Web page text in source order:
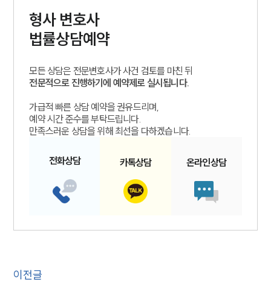
형사변호사
법률상담예약
모든 상담은 전문변호사가 사건 검토를 마친 뒤
전문적으로 진행하기에 예약제로 실시됩니다.
가급적 빠른 상담 예약을 권유드리며,
예약 시간 준수를 부탁드립니다.
만족스러운 상담을 위해 최선을 다하겠습니다.
전화상담 카톡상담 온라인상담
이전글